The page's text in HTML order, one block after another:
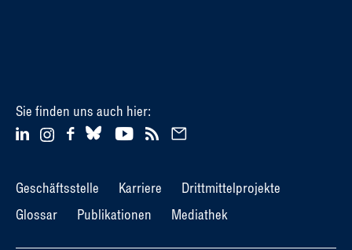
Sie finden uns auch hier:
Geschäftsstelle Karriere
Drittmittelprojekte
Glossar
Publikationen Mediathek